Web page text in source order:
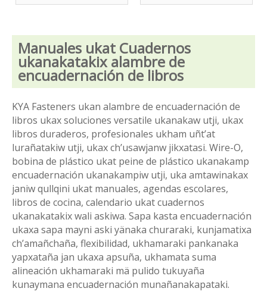
Manuales ukat Cuadernos
ukanakatakix alambre de
encuadernación de libros
KYA Fasteners ukan alambre de encuadernación de
libros ukax soluciones versatile ukanakaw utji, ukax
libros duraderos, profesionales ukham uñt’at
lurañatakiw utji, ukax ch’usawjanw jikxatasi. Wire-O,
bobina de plástico ukat peine de plástico ukanakamp
encuadernación ukanakampiw utji, uka amtawinakax
janiw qullqini ukat manuales, agendas escolares,
libros de cocina, calendario ukat cuadernos
ukanakatakix wali askiwa. Sapa kasta encuadernación
ukaxa sapa mayni aski yänaka churaraki, kunjamatixa
ch’amañchaña, flexibilidad, ukhamaraki pankanaka
yapxataña jan ukaxa apsuña, ukhamata suma
alineación ukhamaraki mä pulido tukuyaña
kunaymana encuadernación munañanakapataki.